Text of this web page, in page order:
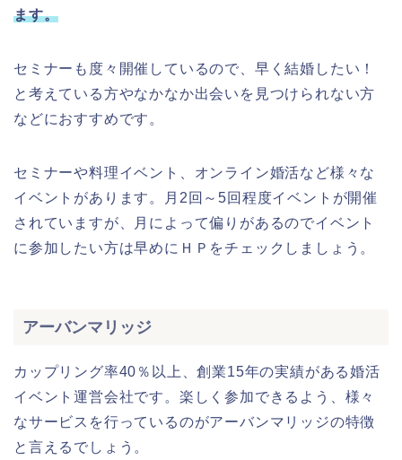
ます。
セミナーも度々開催しているので、早く結婚したい！
と考えている方やなかなか出会いを見つけられない方
などにおすすめです。
セミナーや料理イベント、オンライン婚活など様々な
イベントがあります。月2回～5回程度イベントが開催
されていますが、月によって偏りがあるのでイベント
に参加したい方は早めにＨＰをチェックしましょう。
アーバンマリッジ
カップリング率40％以上、創業15年の実績がある婚活
イベント運営会社です。楽しく参加できるよう、様々
なサービスを行っているのがアーバンマリッジの特徴
と言えるでしょう。